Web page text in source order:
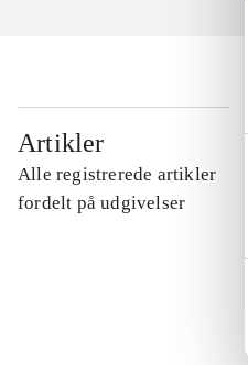
Artikler
Alle registrerede artikler
fordelt på udgivelser